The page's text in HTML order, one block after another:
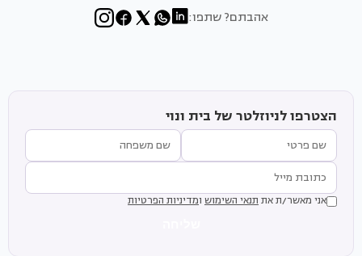
אהבתם? שתפו:
הצטרפו לניוזלטר של בית ונוי
אני מאשר/ת את תנאי השימוש ומדיניות הפרטיות